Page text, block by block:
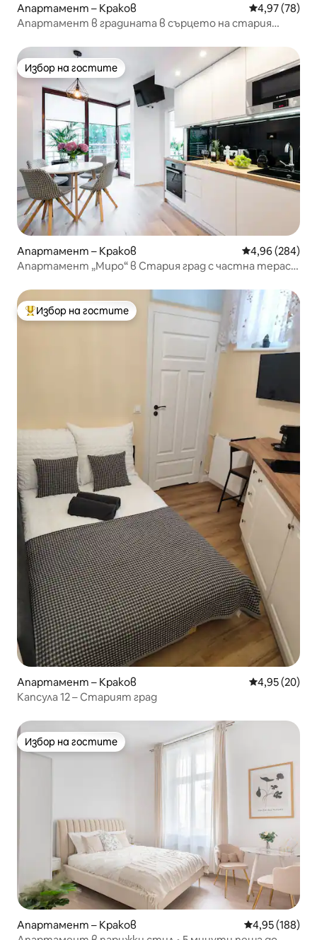
Апартамент – Краков Средна
4,97 (78)
Апартамент в градината в сърцето на стария
Избор на гостите
Избор на гостите
Апартамент – Краков Средна
4,96 (284)
Апартамент „Миро“ в Стария град с частна тераса,
Най-популярен избор на гостите
Избор на гостите
Апартамент – Краков Средна
4,95 (20)
Капсула 12 – Старият град
Избор на гостите
Избор на гостите
Апартамент – Краков Средна
4,95 (188)